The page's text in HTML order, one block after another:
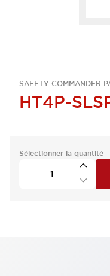
SAFETY COMMANDER
HT4P-
Sélectionner la quantité